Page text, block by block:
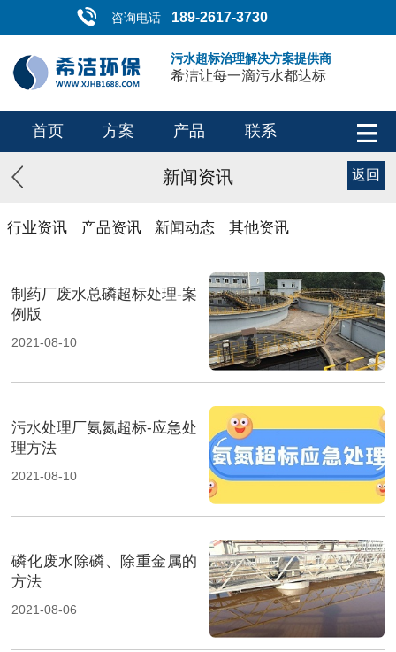
咨询电话 189-2617-3730
污水超标治理解决方案提供商
希洁让每一滴污水都达标
首页 方案 产品 联系
新闻资讯 返回
行业资讯 产品资讯 新闻动态 其他资讯
制药厂废水总磷超标处理-案
例​版
2021-08-10
污水处理厂氨氮超标-应急处
理方法
2021-08-10
磷化废水除磷、除重金属的
方法
2021-08-06